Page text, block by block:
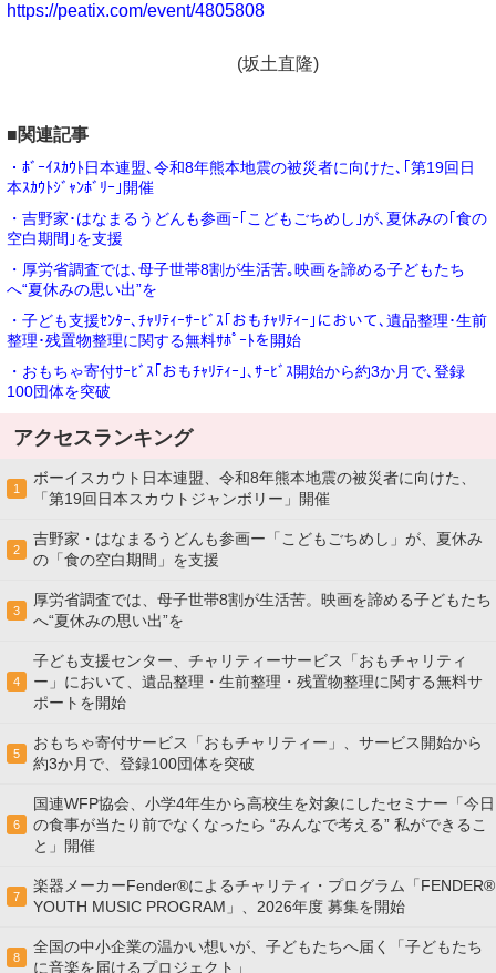
https://peatix.com/event/4805808
(坂土直隆)
■関連記事
・ﾎﾞｰｲｽｶｳﾄ日本連盟､令和8年熊本地震の被災者に向けた､｢第19回日
本ｽｶｳﾄｼﾞｬﾝﾎﾞﾘｰ｣開催
・吉野家･はなまるうどんも参画ｰ｢こどもごちめし｣が､夏休みの｢食の
空白期間｣を支援
・厚労省調査では､母子世帯8割が生活苦｡映画を諦める子どもたち
へ“夏休みの思い出”を
・子ども支援ｾﾝﾀｰ､ﾁｬﾘﾃｨｰｻｰﾋﾞｽ｢おもﾁｬﾘﾃｨｰ｣において､遺品整理･生前
整理･残置物整理に関する無料ｻﾎﾟｰﾄを開始
・おもちゃ寄付ｻｰﾋﾞｽ｢おもﾁｬﾘﾃｨｰ｣､ｻｰﾋﾞｽ開始から約3か月で､登録
100団体を突破
アクセスランキング
1
ボーイスカウト日本連盟、令和8年熊本地震の被災者に向けた、
「第19回日本スカウトジャンボリー」開催
2
吉野家・はなまるうどんも参画ー「こどもごちめし」が、夏休み
の「食の空白期間」を支援
3
厚労省調査では、母子世帯8割が生活苦。映画を諦める子どもたち
へ“夏休みの思い出”を
4
子ども支援センター、チャリティーサービス「おもチャリティ
ー」において、遺品整理・生前整理・残置物整理に関する無料サ
ポートを開始
5
おもちゃ寄付サービス「おもチャリティー」、サービス開始から
約3か月で、登録100団体を突破
6
国連WFP協会、小学4年生から高校生を対象にしたセミナー「今日
の食事が当たり前でなくなったら “みんなで考える” 私ができるこ
と」開催
7
楽器メーカーFender®によるチャリティ・プログラム「FENDER®︎
YOUTH MUSIC PROGRAM」、2026年度 募集を開始
8
全国の中小企業の温かい想いが、子どもたちへ届く「子どもたち
に音楽を届けるプロジェクト」